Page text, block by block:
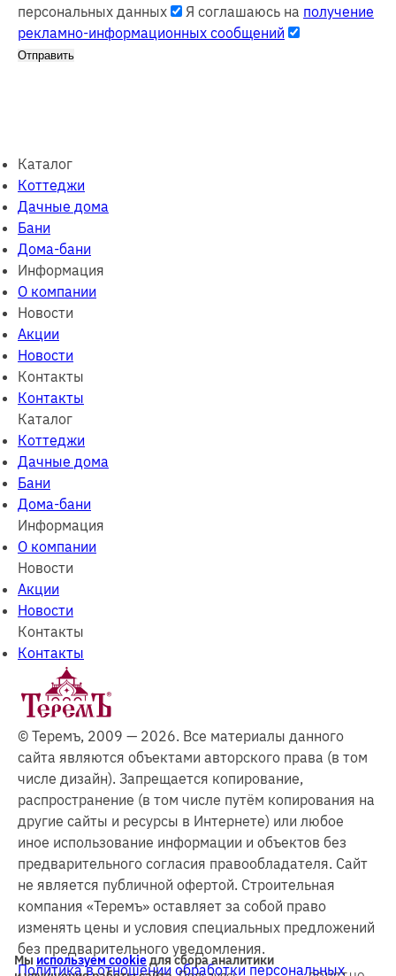
Мы используем cookieдля сбора аналитики
персональных данных
Я соглашаюсь на получение
рекламно-информационных сообщений
Отправить
Каталог
Коттеджи
Дачные дома
Бани
Дома-бани
Информация
О компании
Новости
Акции
Новости
Контакты
Контакты
Каталог
Коттеджи
Дачные дома
Бани
Дома-бани
Информация
О компании
Новости
Акции
Новости
Контакты
Контакты
© Теремъ, 2009 — 2026. Все материалы данного
сайта являются объектами авторского права (в том
числе дизайн). Запрещается копирование,
распространение (в том числе путём копирования на
другие сайты и ресурсы в Интернете) или любое
иное использование информации и объектов без
предварительного согласия правообладателя. Cайт
не является публичной офертой. Строительная
компания «Теремъ» оставляет за собой право
изменять цены и условия специальных предложений
без предварительного уведомления.
Политика в отношении обработки персональных